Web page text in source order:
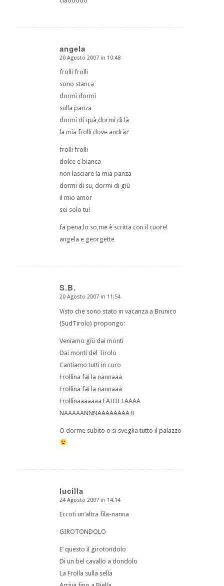
angela
dice:
20 Agosto 2007 in 10:48
frolli frolli
sono stanca
dormi dormi
sulla panza
dormi di quà,dormi di là
la mia frolli dove andrà?
frolli frolli
dolce e bianca
non lasciare la mia panza
dormi di su, dormi di giù
il mio amor
sei solo tu!
fa pena,lo so,me è scritta con il cuore!
angela e georgette
S.B.
dice:
20 Agosto 2007 in 11:54
Visto che sono stato in vacanza a Brunico
(SudTirolo) propongo:
Veniamo giù dai monti
Dai monti del Tirolo
Cantiamo tutti in coro
Frollina fai la nannaaa
Frollina fai la nannaaa
Frollinaaaaaaa FAIIII LAAAA
NAAAAANNNAAAAAAAA !!
O dorme subito o si sveglia tutto il palazzo
lucilla
dice:
24 Agosto 2007 in 14:14
Eccoti un’altra fila-nanna
GIROTONDOLO
E’ questo il girotondolo
Di un bel cavallo a dondolo
La Frolla sulla sella